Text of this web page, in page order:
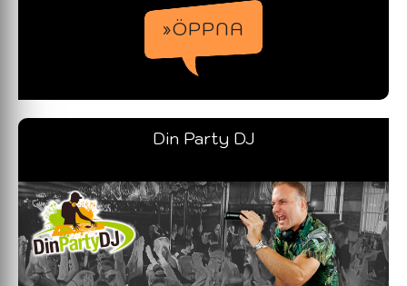
»ÖPPNA
Din Party DJ